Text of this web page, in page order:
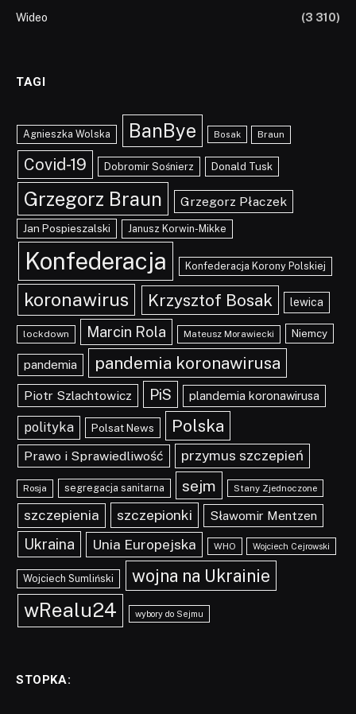
Wideo
(3 310)
TAGI
Agnieszka Wolska BanBye Bosak Braun
Covid-19 Dobromir Sośnierz Donald Tusk
Grzegorz Braun Grzegorz Płaczek
Jan Pospieszalski Janusz Korwin-Mikke
Konfederacja Konfederacja Korony Polskiej
koronawirus Krzysztof Bosak lewica
lockdown Marcin Rola Mateusz Morawiecki Niemcy
pandemia pandemia koronawirusa
Piotr Szlachtowicz PiS plandemia koronawirusa
polityka Polsat News Polska
Prawo i Sprawiedliwość przymus szczepień
Rosja segregacja sanitarna sejm Stany Zjednoczone
szczepienia szczepionki Sławomir Mentzen
Ukraina Unia Europejska WHO Wojciech Cejrowski
Wojciech Sumliński wojna na Ukrainie
wRealu24 wybory do Sejmu
STOPKA: